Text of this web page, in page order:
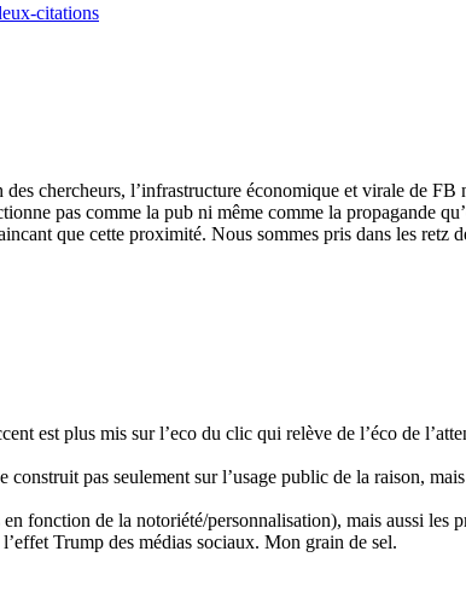
citations
chercheurs, l’infrastructure économique et virale de FB
pas comme la pub ni même comme la propagande
que cette proximité. Nous sommes pris dans les retz
est plus mis sur l’eco du clic qui relève de l’éco de
pas seulement sur l’usage public de la raison,
fonction de la notoriété/personnalisation), mais aussi les
Trump des médias sociaux. Mon grain de sel.